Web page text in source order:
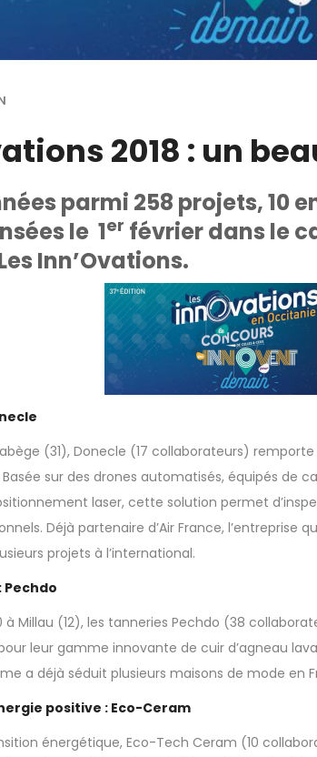
2018 : un
parmi 258 projets, 10
le 1er février dans le
Inn’Ovations.
(31), Donecle (17 collaborateurs) remporte
Basée sur des drones automatisés, équipés de
laser, cette solution permet
Déjà partenaire d’Air France, l’entreprise
projets à l’international.
à Millau (12), les tanneries Pechdo (38
leur gamme innovante de cuir d’agneau
a déjà séduit plusieurs maisons de mode en
positive : Eco-Ceram
énergétique, Eco-Tech Ceram (10